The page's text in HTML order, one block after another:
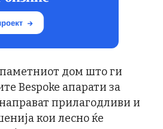
дом што ги
Bespoke апарати за
прилагодливи и
кои лесно ќе